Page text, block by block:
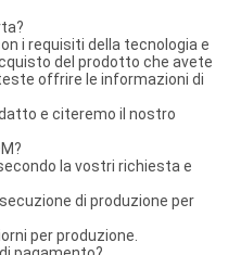
i requisiti della tecnologia e
del prodotto che avete
offrire le informazioni di
e citeremo il nostro
la vostri richiesta e
di produzione per
per produzione.